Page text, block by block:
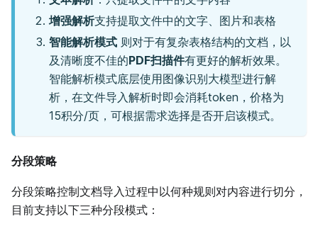
增强解析支持提取文件中的文字、图片和表格
智能解析模式 则对于有复杂表格结构的文档，以
及清晰度不佳的PDF扫描件有更好的解析效果。
智能解析模式底层使用图像识别大模型进行解
析，在文件导入解析时即会消耗token，价格为
15积分/页，可根据需求选择是否开启该模式。
分段策略
分段策略控制文档导入过程中以何种规则对内容进行切分，
目前支持以下三种分段模式：